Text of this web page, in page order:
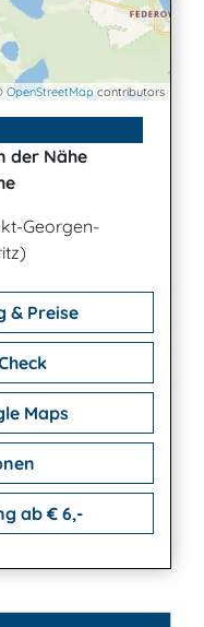
OpenStreetMapcontributors
der Nähe
Georgen-
& Preise
Maps
ab € 6,-